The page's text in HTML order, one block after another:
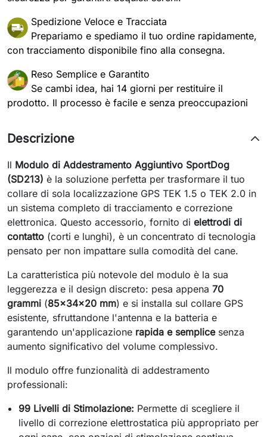
Spedizione Veloce e Tracciata
Prepariamo e spediamo il tuo ordine rapidamente,
con tracciamento disponibile fino alla consegna.
Reso Semplice e Garantito
Se cambi idea, hai 14 giorni per restituire il
prodotto. Il processo è facile e senza preoccupazioni
Descrizione
Il Modulo di Addestramento Aggiuntivo SportDog
(SD213) è la soluzione perfetta per trasformare il tuo
collare di sola localizzazione GPS TEK 1.5 o TEK 2.0 in
un sistema completo di tracciamento e correzione
elettronica. Questo accessorio, fornito di elettrodi di
contatto (corti e lunghi), è un concentrato di tecnologia
pensato per non impattare sulla comodità del cane.
La caratteristica più notevole del modulo è la sua
leggerezza e il design discreto: pesa appena 70
grammi (85x34x20 mm) e si installa sul collare GPS
esistente, sfruttandone l'antenna e la batteria e
garantendo un'applicazione rapida e semplicesenza
aumento significativo del volume complessivo.
Il modulo offre funzionalità di addestramento
professionali:
99 Livelli di Stimolazione: Permette di scegliere il
livello di correzione elettrostatica più appropriato per